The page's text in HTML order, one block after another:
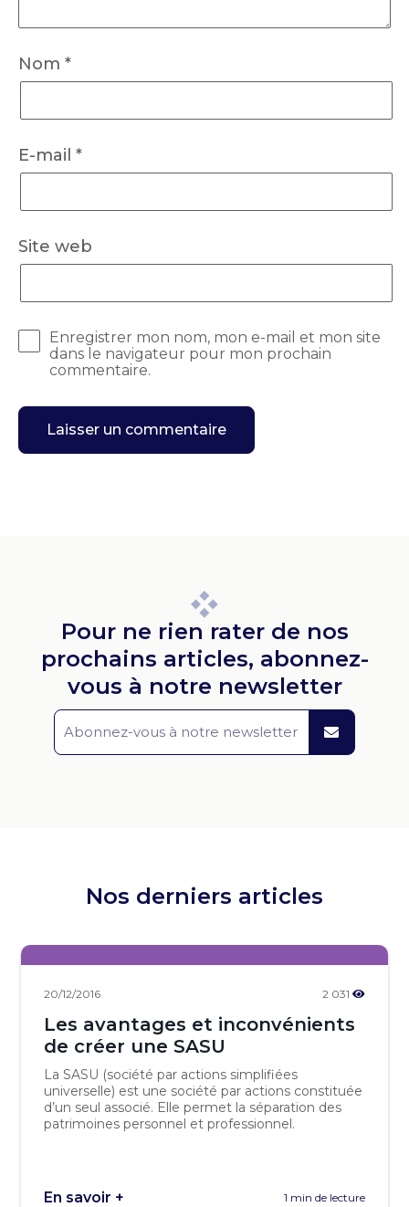
Nom *
E-mail *
Site web
Enregistrer mon nom, mon e-mail et mon site
dans le navigateur pour mon prochain
commentaire.
Pour ne rien rater de nos
prochains articles, abonnez-
vous à notre newsletter
Nos derniers articles
20/12/2016 2 031
Les avantages et inconvénients
de créer une SASU
La SASU (société par actions simplifiées
universelle) est une société par actions constituée
d’un seul associé. Elle permet la séparation des
patrimoines personnel et professionnel.
En savoir + 1 min de lecture